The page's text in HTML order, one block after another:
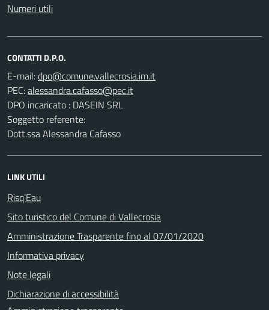
Numeri utili
CONTATTI D.P.O.
E-mail:
PEC:
DPO incaricato : DASEIN SRL
Soggetto referente:
Dott.ssa Alessandra Cafasso
LINK UTILI
Risq’Eau
Sito turistico del Comune di Vallecrosia
Amministrazione Trasparente fino al 07/01/2020
Informativa privacy
Note legali
Dichiarazione di accessibilità